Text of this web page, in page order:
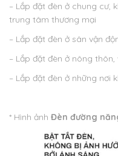
– Lắp đặt đèn ở chung cư,
trung tâm thương mại
– Lắp đặt đèn ở sân vận
– Lắp đặt đèn ở nông
– Lắp đặt đèn ở những nơi
* Hình ảnh Đèn đường